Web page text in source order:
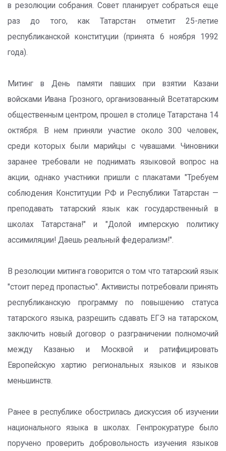
в резолюции собрания. Совет планирует собраться еще
раз до того, как Татарстан отметит 25-летие
республиканской конституции (принята 6 ноября 1992
года).
Митинг в День памяти павших при взятии Казани
войсками Ивана Грозного, организованный Всетатарским
общественным центром, прошел в столице Татарстана 14
октября. В нем приняли участие около 300 человек,
среди которых были марийцы с чувашами. Чиновники
заранее требовали не поднимать языковой вопрос на
акции, однако участники пришли с плакатами "Требуем
соблюдения Конституции РФ и Республики Татарстан —
преподавать татарский язык как государственный в
школах Татарстана!" и "Долой имперскую политику
ассимиляции! Даешь реальный федерализм!".
В резолюции митинга говорится о том что татарский язык
"стоит перед пропастью". Активисты потребовали принять
республиканскую программу по повышению статуса
татарского языка, разрешить сдавать ЕГЭ на татарском,
заключить новый договор о разграничении полномочий
между Казанью и Москвой и ратифицировать
Европейскую хартию региональных языков и языков
меньшинств.
Ранее в республике обострилась дискуссия об изучении
национального языка в школах. Генпрокуратуре было
поручено проверить добровольность изучения языков